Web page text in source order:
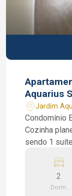
Aquarius
suíte
Jardim
Condomínio
Cozinha
sendo 1 suíte -
cozinha
serviços.2
Dorm.